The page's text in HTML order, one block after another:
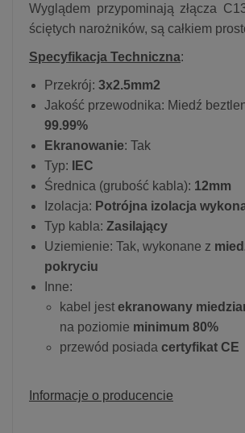
Wyglądem przypominają złącza
ściętych narożników, są całkiem
Specyfikacja Techniczna:
Przekrój: 3x2.5mm2
Jakość przewodnika: Miedź
99.99%
Ekranowanie: Tak
Typ:
IEC
Średnica (grubość kabla): 12mm
Izolacja: Potrójna izolacja
Typ kabla: Zasilający
Uziemienie: Tak, wykonane z
pokryciu
Inne:
kabel jest ekranowany
na poziomie minimum 80%
przewód posiada certyfikat CE
Informacje o producencie